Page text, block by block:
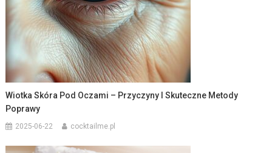
Wiotka Skóra Pod Oczami – Przyczyny I Skuteczne Metody
Poprawy
2025-06-22 cocktailme.pl